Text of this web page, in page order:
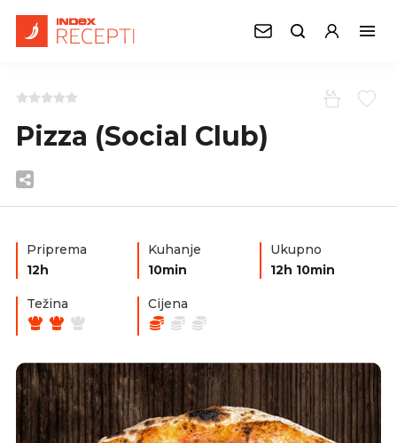
Pizza (Social Club)
Priprema
12h
Kuhanje
10min
Ukupno
12h 10min
Težina Cijena